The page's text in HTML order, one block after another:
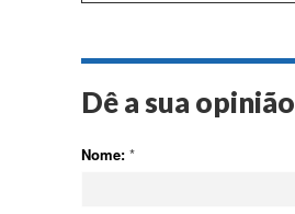
Dê a sua opinião
Nome: *